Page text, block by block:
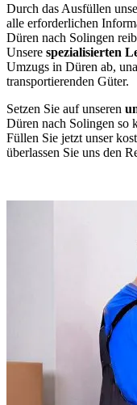
Durch das Ausfüllen
alle erforderlichen
Düren nach Solingen
Unsere spezialisierten
Umzugs in Düren ab,
transportierenden Güter.
Setzen Sie auf unseren
Düren nach Solingen so
Füllen Sie jetzt unser
überlassen Sie uns den